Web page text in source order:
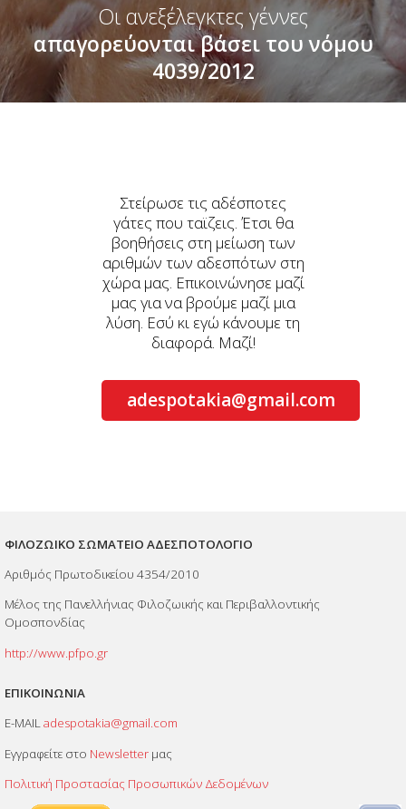
Οι ανεξέλεγκτες γέννες
απαγορεύονται βάσει του νόμου
4039/2012
Στείρωσε τις αδέσποτες
γάτες που ταϊζεις. Έτσι θα
βοηθήσεις στη μείωση των
αριθμών των αδεσπότων στη
χώρα μας. Επικοινώνησε μαζί
μας για να βρούμε μαζί μια
λύση. Εσύ κι εγώ κάνουμε τη
διαφορά. Μαζί!
adespotakia@gmail.com
ΦΙΛΟΖΩΙΚΟ ΣΩΜΑΤΕΙΟ ΑΔΕΣΠΟΤΟΛΟΓΙΟ
Αριθμός Πρωτοδικείου 4354/2010
Μέλος της Πανελλήνιας Φιλοζωικής και Περιβαλλοντικής
Ομοσπονδίας
http://www.pfpo.gr
ΕΠΙΚΟΙΝΩΝΙΑ
E-MAILadespotakia@gmail.com
Εγγραφείτε στο Newsletterμας
Πολιτική Προστασίας Προσωπικών Δεδομένων